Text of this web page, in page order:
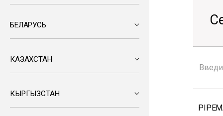
БЕЛАРУСЬ
КАЗАХСТАН
КЫРГЫЗСТАН